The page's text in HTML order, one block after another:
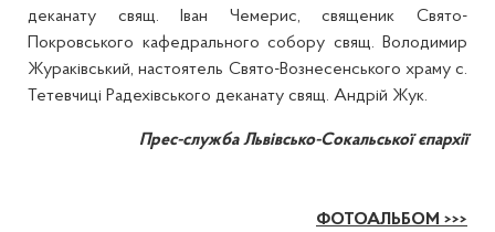
деканату свящ. Іван Чемерис, священик Свято-
Покровського кафедрального собору свящ. Володимир
Жураківський, настоятель Свято-Вознесенського храму с.
Тетевчиці Радехівського деканату свящ. Андрій Жук.
Прес-служба Львівсько-Сокальської єпархії
ФОТОАЛЬБОМ >>>